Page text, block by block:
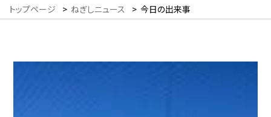
トップページ > ねぎしニュース > 今日の出来事